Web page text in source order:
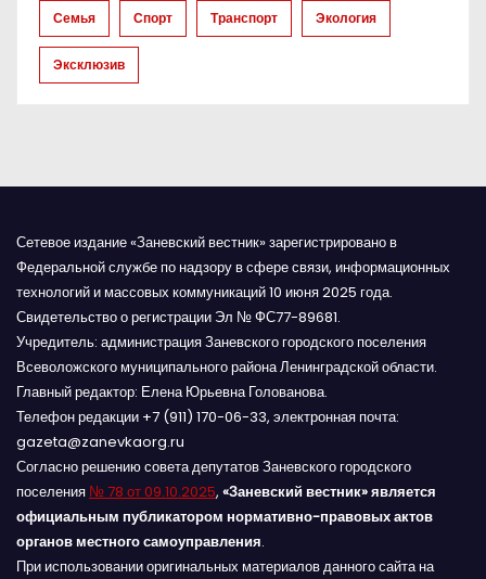
Семья Спорт Транспорт Экология
Эксклюзив
Сетевое издание «Заневский вестник» зарегистрировано в
Федеральной службе по надзору в сфере связи, информационных
технологий и массовых коммуникаций 10 июня 2025 года.
Свидетельство о регистрации Эл № ФС77-89681.
Учредитель: администрация Заневского городского поселения
Всеволожского муниципального района Ленинградской области.
Главный редактор: Елена Юрьевна Голованова.
Телефон редакции +7 (911) 170-06-33, электронная почта:
gazeta@zanevkaorg.ru
Согласно решению совета депутатов Заневского городского
поселения № 78 от 09.10.2025, «Заневский вестник» является
официальным публикатором нормативно-правовых актов
органов местного самоуправления.
При использовании оригинальных материалов данного сайта на